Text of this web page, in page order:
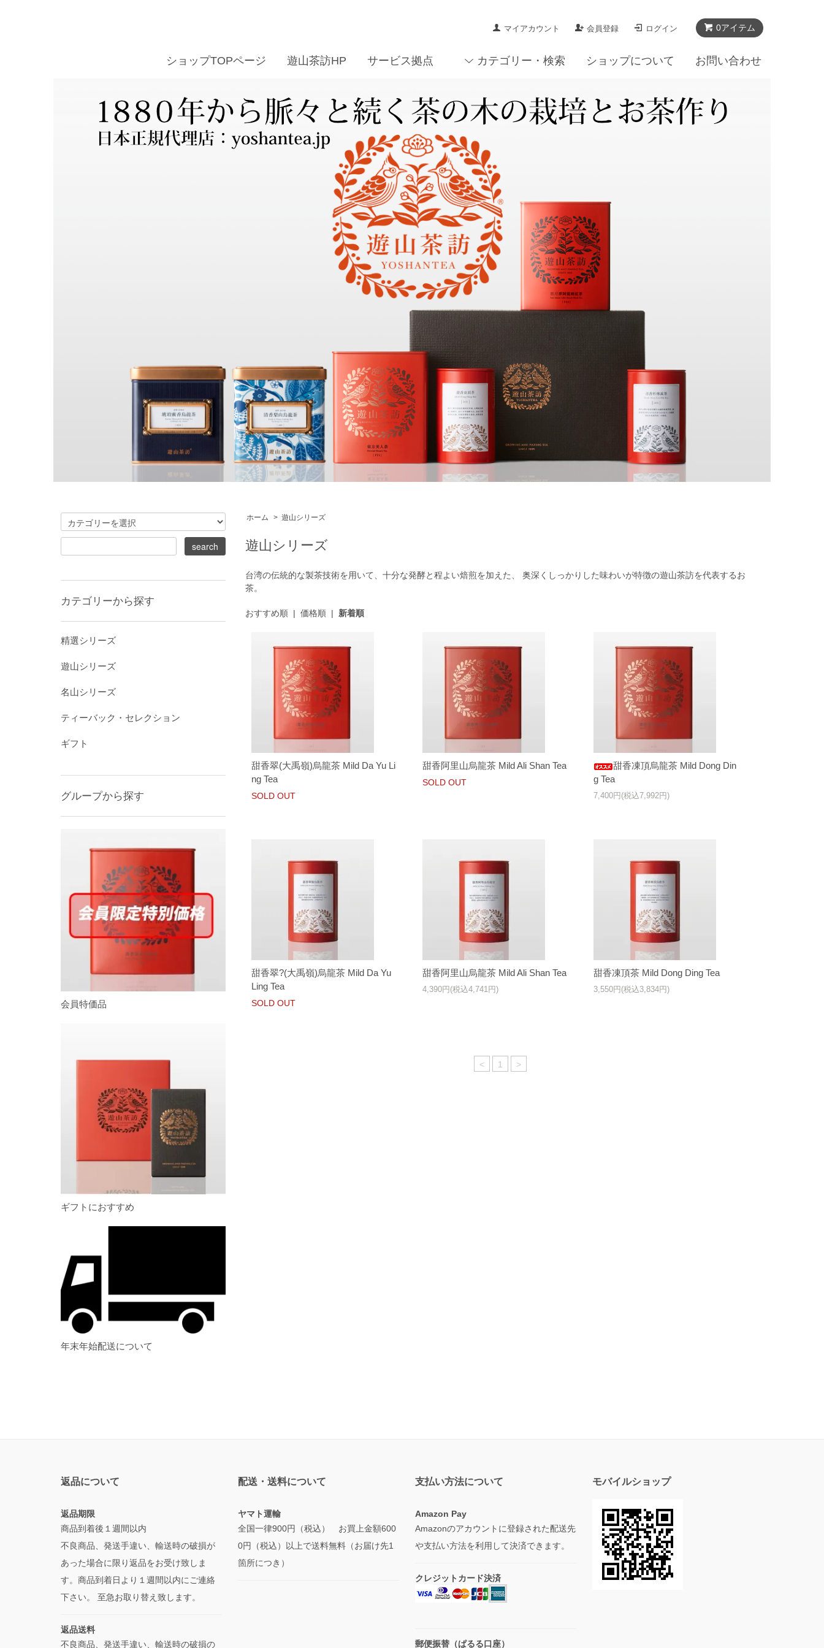
0アイテム
マイアカウント 会員登録 ログイン
ショップTOPページ 遊山茶訪HP サービス拠点 カテゴリー・検索 ショップについて お問い合わせ
ホーム > 遊山シリーズ
遊山シリーズ
台湾の伝統的な製茶技術を用いて、十分な発酵と程よい焙煎を加えた、 奥深くしっかりした味わいが特徴の遊山茶訪を代表するお
茶。
おすすめ順| 価格順| 新着順
甜香翠(大禹嶺)烏龍茶 Mild Da Yu Li
ng Tea
SOLD OUT
甜香阿里山烏龍茶 Mild Ali Shan Tea
SOLD OUT
甜香凍頂烏龍茶 Mild Dong Din
g Tea
7,400円(税込7,992円)
甜香翠?(大禹嶺)烏龍茶 Mild Da Yu
Ling Tea
SOLD OUT
甜香阿里山烏龍茶 Mild Ali Shan Tea
4,390円(税込4,741円)
甜香凍頂茶 Mild Dong Ding Tea
3,550円(税込3,834円)
< 1 >
カテゴリーから探す
精選シリーズ
遊山シリーズ
名山シリーズ
ティーバック・セレクション
ギフト
グループから探す
会員特価品
ギフトにおすすめ
年末年始配送について
返品について
返品期限
商品到着後１週間以内
不良商品、発送手違い、輸送時の破損が
あった場合に限り返品をお受け致しま
す。商品到着日より１週間以内にご連絡
下さい。 至急お取り替え致します。
返品送料
不良商品、発送手違い、輸送時の破損の
配送・送料について
ヤマト運輸
全国一律900円（税込） お買上金額600
0円（税込）以上で送料無料（お届け先1
箇所につき）
支払い方法について
Amazon Pay
Amazonのアカウントに登録された配送先
や支払い方法を利用して決済できます。
クレジットカード決済
郵便振替（ぱるる口座）
モバイルショップ